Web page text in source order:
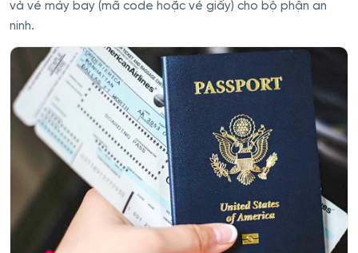
và vé máy bay (mã code hoặc vé giấy) cho bộ phận an
ninh.